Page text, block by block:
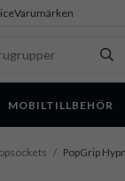
Varumärken
MOBILTILLBEHÖR
/ PopGrip